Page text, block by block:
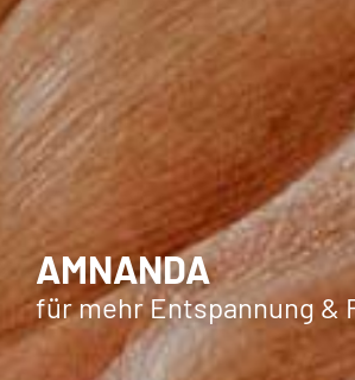
AMNANDA
für mehr Entspannung &